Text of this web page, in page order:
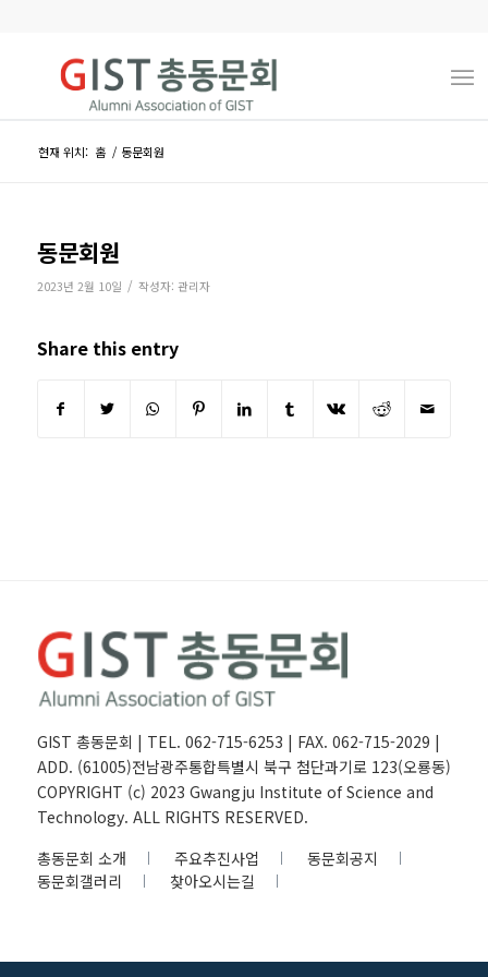
현재 위치: 홈 / 동문회원
동문회원
2023년 2월 10일 / 작성자: 관리자
Share this entry
GIST 총동문회 | TEL. 062-715-6253 | FAX. 062-715-2029 |
ADD. (61005)전남광주통합특별시 북구 첨단과기로 123(오룡동)
COPYRIGHT (c) 2023 Gwangju Institute of Science and
Technology. ALL RIGHTS RESERVED.
총동문회 소개
주요추진사업
동문회공지
동문회갤러리
찾아오시는길